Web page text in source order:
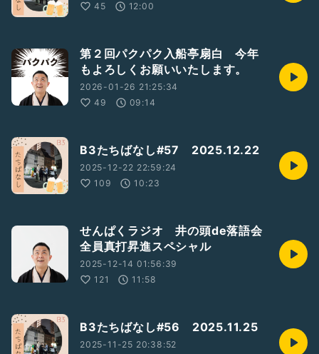
45
12:00
第２回パクパク入船亭扇白 今年
もよろしくお願いいたします。
2026-01-26 21:25:34
49
09:14
B3たちばなし#57 2025.12.22
2025-12-22 22:59:24
109
10:23
せんぱくラジオ 井の頭de落語会
全員真打昇進スペシャル
2025-12-14 01:56:39
121
11:58
B3たちばなし#56 2025.11.25
2025-11-25 20:38:52